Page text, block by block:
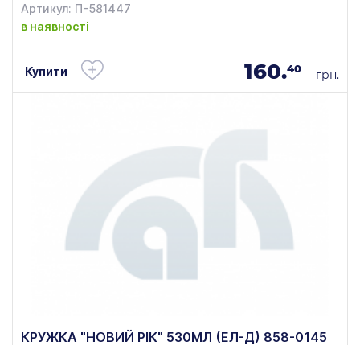
Артикул: П-581447
в наявності
Купити 160.40 грн.
КРУЖКА "НОВИЙ РІК" 530МЛ (ЕЛ-Д) 858-0145